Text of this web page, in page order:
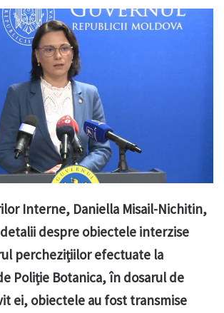
Interne, Daniella Misail-Nichitin,
despre obiectele interzise
perchezițiilor efectuate la
Poliție Botanica, în dosarul de
ei, obiectele au fost transmise